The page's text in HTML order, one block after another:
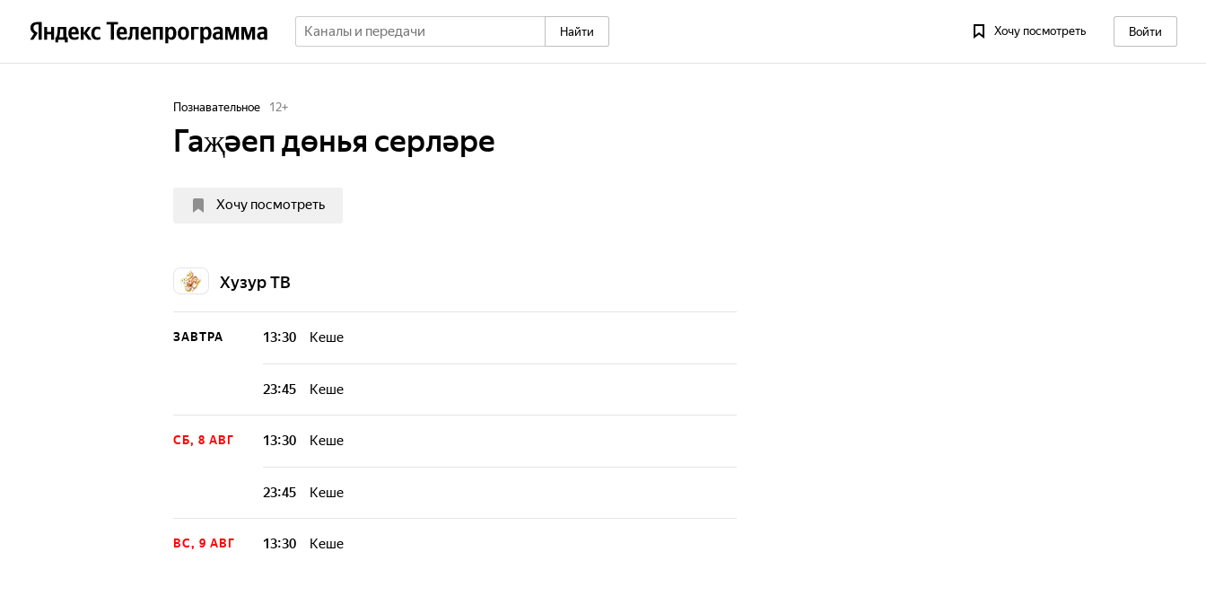
Найти Хочу посмотреть Войти
Познавательное 12+
Гаҗәеп дөнья серләре
Хочу посмотреть
Хузур ТВ
ЗАВТРА 13:30 Кеше
23:45 Кеше
СБ, 8 АВГ 13:30 Кеше
23:45 Кеше
ВС, 9 АВГ 13:30 Кеше